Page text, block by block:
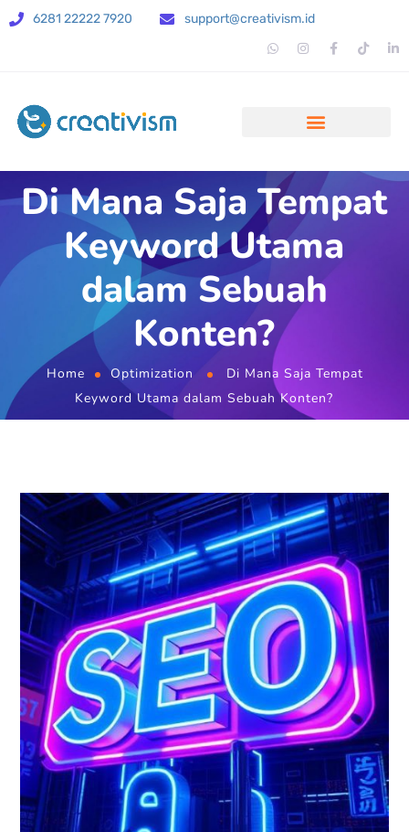
6281 22222 7920 support@creativism.id
Di Mana Saja Tempat
Keyword Utama
dalam Sebuah
Konten?
Home Optimization
Di Mana Saja Tempat
Keyword Utama dalam Sebuah Konten?